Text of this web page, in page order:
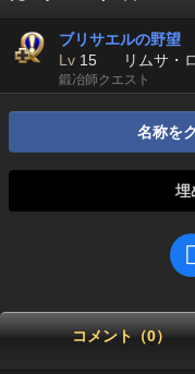
ブリサエルの野望
Lv 15 リムサ・
鍛冶師クエスト
名称を
埋
コメント（0）